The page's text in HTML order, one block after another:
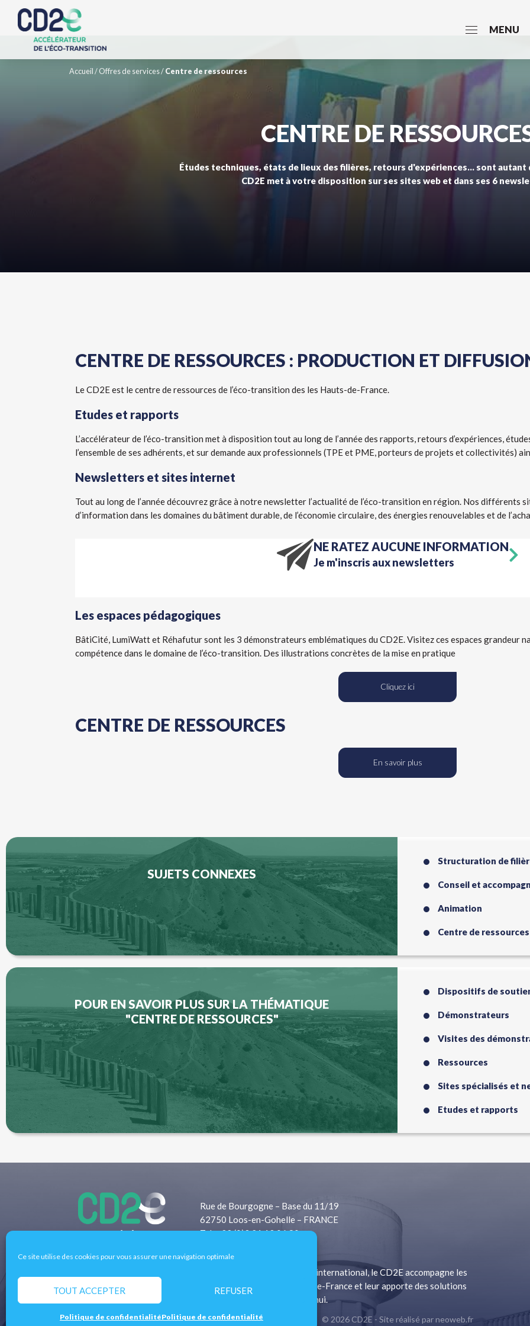
Ce site utilise des cookies pour vous assurer une navigation optimale
TOUT ACCEPTER REFUSER
Politique de confidentialitéPolitique de confidentialité
MENU
Accueil/Offres de services/Centre de ressources
CENTRE DE
Études techniques, états de lieux des filières, retours d'expériences... sont autant
CD2E met à votre disposition sur ses sites web et dans ses 6
CENTRE DE RESSOURCES : PRODUCTION ET
Le CD2E est le centre de ressources de l’éco-transition des les Hauts-de-France.
Etudes et rapports
L’accélérateur de l’éco-transition met à disposition tout au long de l’année des rapports, retours d’expériences,
l’ensemble de ses adhérents, et sur demande aux professionnels (TPE et PME, porteurs de projets et collectivités)
Newsletters et sites internet
Tout au long de l’année découvrez grâce à notrenewsletter l’actualité de l’éco-transition en région. Nos différents
d’information dans les domaines du bâtiment durable, de l’économie circulaire, des énergies renouvelables et de
NE RATEZ AUCUNE INFORMATION
Je m'inscris aux newsletters
Les espaces pédagogiques
BâtiCité, LumiWatt et Réhafutur sont les 3 démonstrateurs emblématiques du CD2E. Visitez ces espaces grandeur
compétence dans le domaine de l’éco-transition. Des illustrations concrètes de la mise en pratique
Cliquez ici
CENTRE DE RESSOURCES
En savoir plus
SUJETS CONNEXES
Structuration de
Conseil et
Animation
Centre de ressources
POUR EN SAVOIR PLUS SUR LA THÉMATIQUE
"CENTRE DE RESSOURCES"
Dispositifs de
Démonstrateurs
Visites des
Ressources
Sites spécialisés et
Etudes et rapports
Rue de Bourgogne – Base du 11/19
62750 Loos-en-Gohelle – FRANCE
Tel: +33 (0)3 21 13 06 80
Pôle d’excellence régional de l’éco-transition à rayonnement international, le CD2E accompagne les
entreprises, les territoires et les filières de la Région Hauts-de-France et leur apporte des solutions
concrètes aux enjeux économiques et écologiques d’aujourd’hui.
© 2026 CD2E - Site réalisé par neoweb.fr